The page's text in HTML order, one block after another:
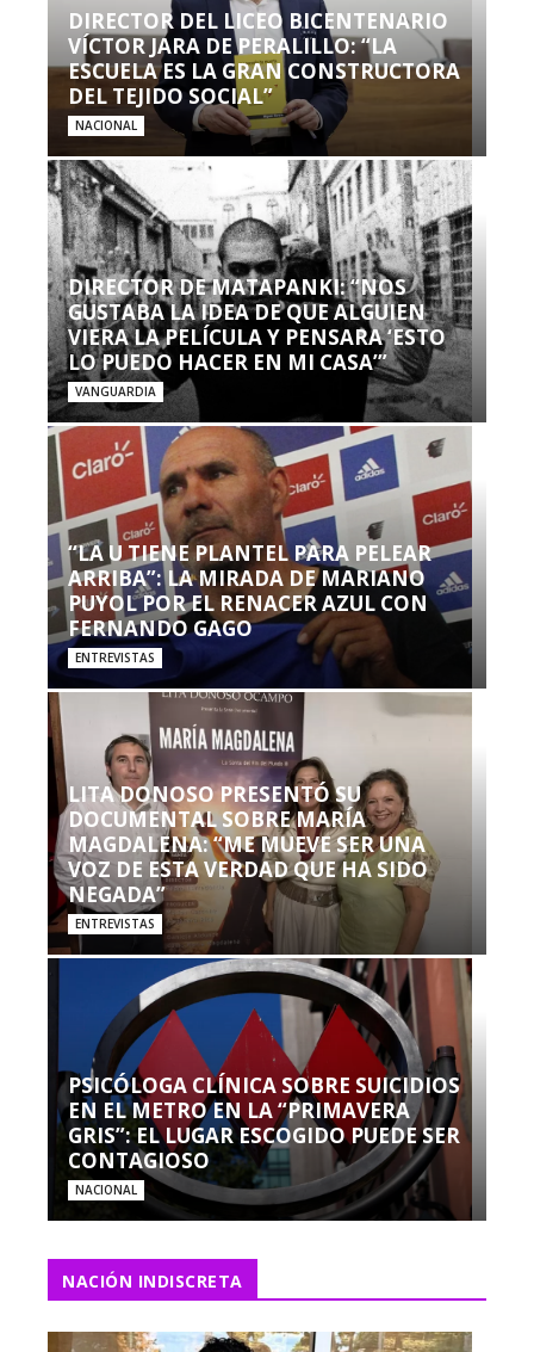
DIRECTOR DEL LICEO BICENTENARIO
VÍCTOR JARA DE PERALILLO: “LA
ESCUELA ES LA GRAN CONSTRUCTORA
DEL TEJIDO SOCIAL”
NACIONAL
DIRECTOR DE MATAPANKI: “NOS
GUSTABA LA IDEA DE QUE ALGUIEN
VIERA LA PELÍCULA Y PENSARA ‘ESTO
LO PUEDO HACER EN MI CASA’”
VANGUARDIA
“LA U TIENE PLANTEL PARA PELEAR
ARRIBA”: LA MIRADA DE MARIANO
PUYOL POR EL RENACER AZUL CON
FERNANDO GAGO
ENTREVISTAS
LITA DONOSO PRESENTÓ SU
DOCUMENTAL SOBRE MARÍA
MAGDALENA: “ME MUEVE SER UNA
VOZ DE ESTA VERDAD QUE HA SIDO
NEGADA”
ENTREVISTAS
PSICÓLOGA CLÍNICA SOBRE SUICIDIOS
EN EL METRO EN LA “PRIMAVERA
GRIS”: EL LUGAR ESCOGIDO PUEDE SER
CONTAGIOSO
NACIONAL
NACIÓN INDISCRETA